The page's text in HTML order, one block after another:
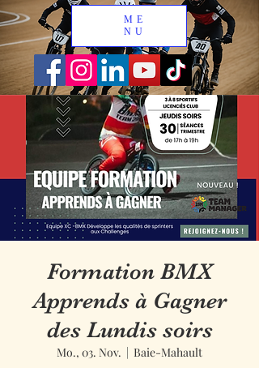
ME
NU
Formation BMX
Apprends à Gagner
des Lundis soirs
Mo., 03. Nov.
  |
Baie-Mahault